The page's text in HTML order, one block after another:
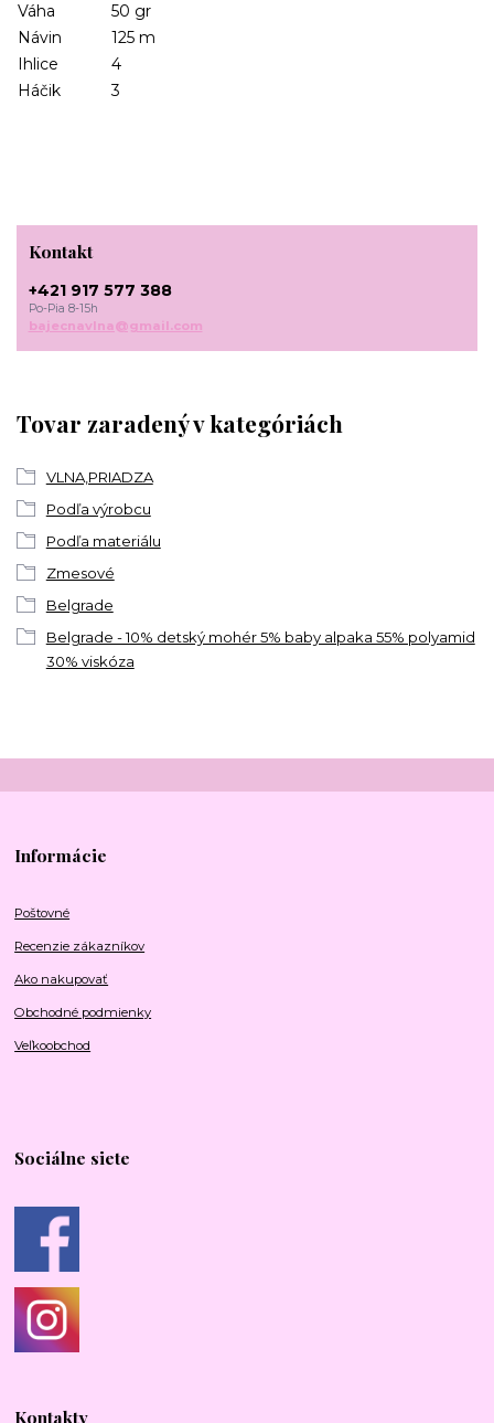
Váha
50 gr
Návin
125 m
Ihlice
4
Háčik
3
Tovar zaradený v kategóriách
VLNA,PRIADZA
Podľa výrobcu
Podľa materiálu
Zmesové
Belgrade
Belgrade - 10% detský mohér 5% baby alpaka 55% polyamid
30% viskóza
Kontakt
+421 917 577 388
Po-Pia 8-15h
bajecnavlna@gmail.com
Informácie
Poštovné
Recenzie zákazníkov
Ako nakupovať
Obchodné podmienky
Veľkoobchod
Sociálne siete
Kontakty